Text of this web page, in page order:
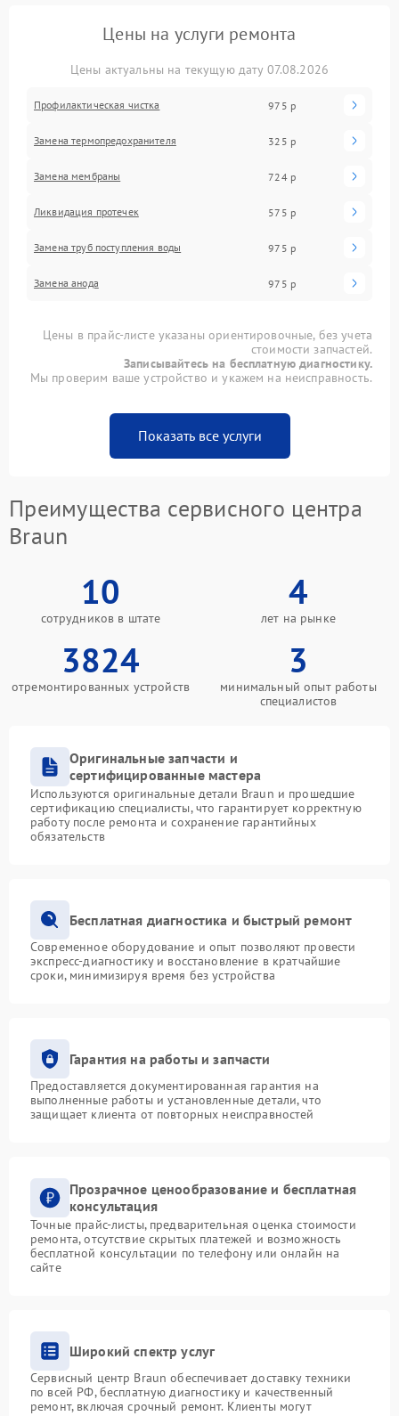
Цены на услуги ремонта
Цены актуальны на текущую дату 07.08.2026
Профилактическая чистка 975 р
Замена термопредохранителя 325 р
Замена мембраны 724 р
Ликвидация протечек 575 р
Замена труб поступления воды 975 р
Замена анода 975 р
Цены в прайс-листе указаны ориентировочные, без учета
стоимости запчастей.
Записывайтесь на бесплатную диагностику.
Мы проверим ваше устройство и укажем на неисправность.
Показать все услуги
Преимущества сервисного центра
Braun
10
сотрудников в штате
4
лет на рынке
3824
отремонтированных устройств
3
минимальный опыт работы
специалистов
Оригинальные запчасти и
сертифицированные мастера
Используются оригинальные детали Braun и прошедшие
сертификацию специалисты, что гарантирует корректную
работу после ремонта и сохранение гарантийных
обязательств
Бесплатная диагностика и быстрый ремонт
Современное оборудование и опыт позволяют провести
экспресс-диагностику и восстановление в кратчайшие
сроки, минимизируя время без устройства
Гарантия на работы и запчасти
Предоставляется документированная гарантия на
выполненные работы и установленные детали, что
защищает клиента от повторных неисправностей
Прозрачное ценообразование и бесплатная
консультация
Точные прайс-листы, предварительная оценка стоимости
ремонта, отсутствие скрытых платежей и возможность
бесплатной консультации по телефону или онлайн на
сайте
Широкий спектр услуг
Сервисный центр Braun обеспечивает доставку техники
по всей РФ, бесплатную диагностику и качественный
ремонт, включая срочный ремонт. Клиенты могут